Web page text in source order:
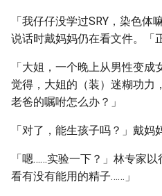
「我仔仔没学过SRY，染色体
说话时戴妈妈仍在看文件。「
「大姐，一个晚上从男性变
觉得，大姐的（装）迷糊功力
老爸的嘱咐怎么办？」
「对了，能生孩子吗？」戴妈
「嗯……实验一下？」林专家
看有没有能用的精子……」